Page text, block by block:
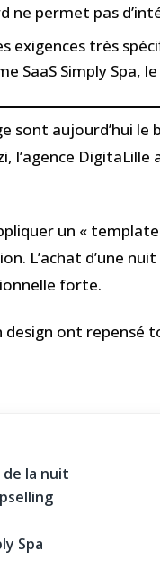
permet pas
exigences très
SaaS Simply
aujourd’hui le
l’agence
un «
L’achat d’une
forte.
ont repensé
de la nuit
Spa